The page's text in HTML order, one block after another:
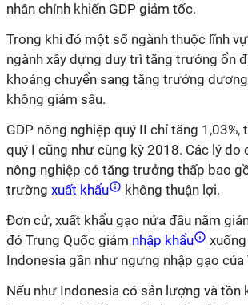
nhân chính khiến GDP giảm tốc.
Trong khi đó một số ngành thuộc lĩnh
ngành xây dựng duy trì tăng trưởng ổn
khoáng chuyển sang tăng trưởng
không giảm sâu.
GDP nông nghiệp quý II chỉ tăng 1,03%,
quý I cũng như cùng kỳ 2018. Các lý do
nông nghiệp có tăng trưởng thấp bao
trường xuất khẩu
không thuận lợi.
Đơn cử, xuất khẩu gạo nửa đầu năm
đó Trung Quốc giảm nhập khẩu
Indonesia gần như ngưng nhập gạo của
Nếu như Indonesia có sản lượng và tồn